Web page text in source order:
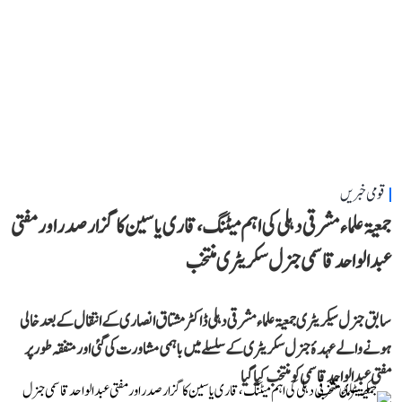
قومی خبریں
جمعیۃ علماء مشرقی دہلی کی اہم میٹنگ، قاری یاسین کا گزار صدر اور مفتی
عبد الواحد قاسمی جنرل سکریٹری منتخب
سابق جنرل سیکریٹری جمعیۃ علماء مشرقی دہلی ڈاکٹر مشتاق انصاری کے انتقال کے بعد خالی
ہونے والے عہدۂ جنرل سکریٹری کے سلسلے میں باہمی مشاورت کی گئی اور متفقہ طور پر
مفتی عبد الواحد قاسمی کو منتخب کیا گیا